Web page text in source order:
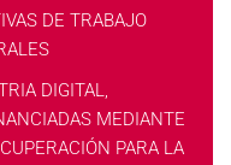
DE TRABAJO
DIGITAL,
MEDIANTE
PARA LA